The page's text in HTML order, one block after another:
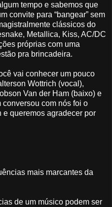
tempo e sabemos que
convite para “bangear” sem
clássicos do
Metallica, Kiss, AC/DC
próprias com uma
pra brincadeira.
vai conhecer um pouco
Wottrich (vocal),
Van der Ham (baixo) e
conversou com nós foi o
e queremos agradecer por
mais marcantes da
de um músico podem ser